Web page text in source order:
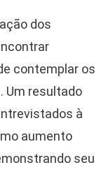
dos
contemplar os
Um resultado
à
aumento
seu